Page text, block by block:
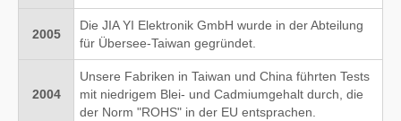
2005
Die JIA YI Elektronik GmbH wurde in der Abteilung
für Übersee-Taiwan gegründet.
2004
Unsere Fabriken in Taiwan und China führten Tests
mit niedrigem Blei- und Cadmiumgehalt durch, die
der Norm "ROHS" in der EU entsprachen.